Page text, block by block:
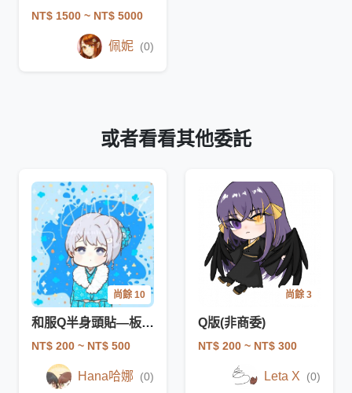
NT$ 1500 ~ NT$ 5000
佩妮 (0)
或者看看其他委託
尚餘 10
和服Q半身頭貼—板模系列
NT$ 200 ~ NT$ 500
Hana哈娜 (0)
尚餘 3
Q版(非商委)
NT$ 200 ~ NT$ 300
Leta X (0)